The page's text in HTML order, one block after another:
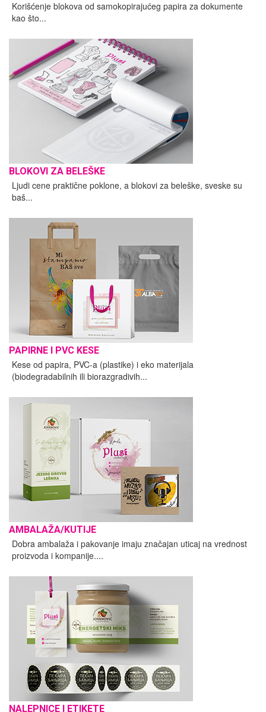
Korišćenje blokova od samokopirajućeg papira za dokumente
kao što...
BLOKOVI ZA BELEŠKE
Ljudi cene praktične poklone, a blokovi za beleške, sveske su
baš...
PAPIRNE I PVC KESE
Kese od papira, PVC-a (plastike) i eko materijala
(biodegradabilnih ili biorazgradivih...
AMBALAŽA/KUTIJE
Dobra ambalaža i pakovanje imaju značajan uticaj na vrednost
proizvoda i kompanije....
NALEPNICE I ETIKETE